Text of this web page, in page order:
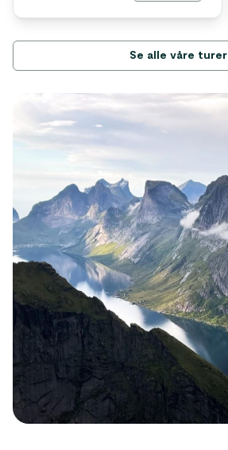
Se alle våre turer